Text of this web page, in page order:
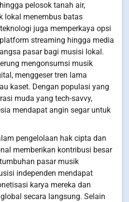
pelosok tanah air,
lokal menembus batas
juga memperkaya opsi
streaming hingga media
pasar bagi musisi lokal.
mengonsumsi musik
menggeser tren lama
kaset. Dengan populasi yang
muda yang tech-savvy,
mendapat angin segar untuk
pengelolaan hak cipta dan
memberikan kontribusi besar
pasar musik
independen mendapat
karya mereka dan
secara langsung. Selain